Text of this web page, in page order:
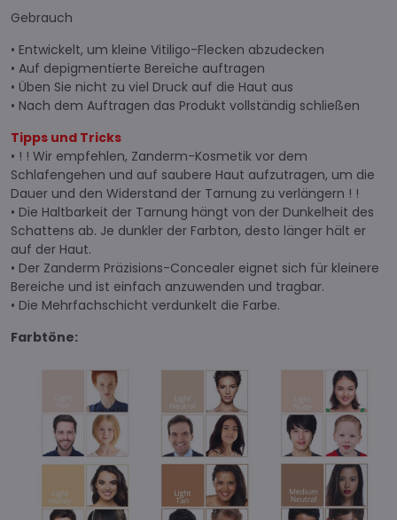
Gebrauch
• Entwickelt, um kleine Vitiligo-Flecken abzudecken
• Auf depigmentierte Bereiche auftragen
• Üben Sie nicht zu viel Druck auf die Haut aus
• Nach dem Auftragen das Produkt vollständig schließen
Tipps und Tricks
• ! ! Wir empfehlen, Zanderm-Kosmetik vor dem
Schlafengehen und auf saubere Haut aufzutragen, um die
Dauer und den Widerstand der Tarnung zu verlängern ! !
• Die Haltbarkeit der Tarnung hängt von der Dunkelheit des
Schattens ab. Je dunkler der Farbton, desto länger hält er
auf der Haut.
• Der Zanderm Präzisions-Concealer eignet sich für kleinere
Bereiche und ist einfach anzuwenden und tragbar.
• Die Mehrfachschicht verdunkelt die Farbe.
Farbtöne: